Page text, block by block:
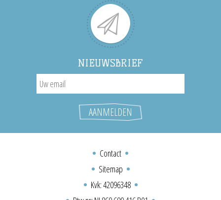
NIEUWSBRIEF
Contact
Sitemap
Kvk: 42096348